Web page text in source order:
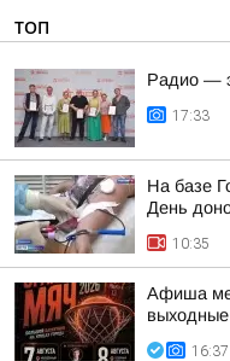
ТОП
Радио —
17:33
На базе
День
10:35
Афиша
выходные
16:37